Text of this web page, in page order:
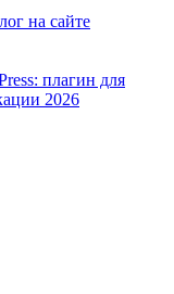
на сайте
плагин для
2026